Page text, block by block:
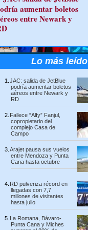
aumentar boletos
entre Newark y
Lo más leído
JAC: salida de JetBlue
podría aumentar boletos
aéreos entre Newark y
RD
Fallece “Alfy” Fanjul,
copropietario del
complejo Casa de
Campo
Arajet pausa sus vuelos
entre Mendoza y Punta
Cana hasta octubre
RD pulveriza récord en
llegadas con 7,7
millones de visitantes
hasta julio
La Romana, Bávaro-
Punta Cana y Miches